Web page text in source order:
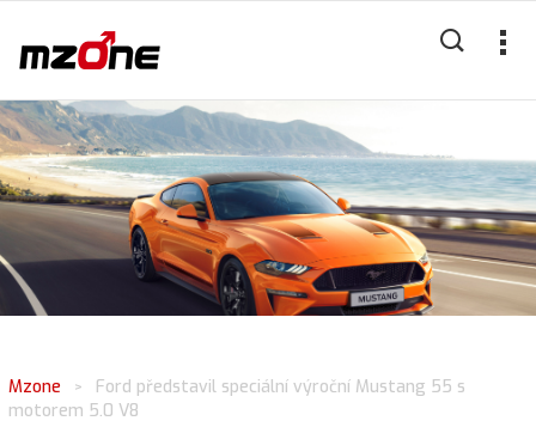
Mzone >
Ford představil speciální výroční Mustang 55 s
motorem 5.0 V8